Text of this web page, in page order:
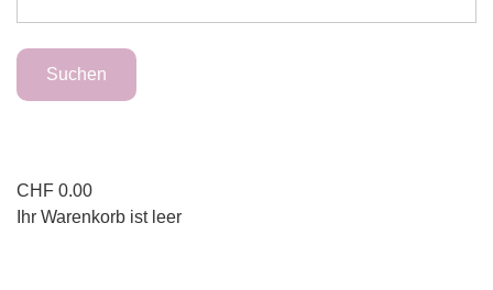
CHF 0.00
Ihr Warenkorb ist leer